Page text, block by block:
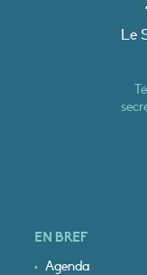
Le
EN BREF
Agenda